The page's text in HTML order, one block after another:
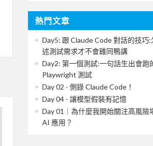
熱門文章
Day5: 跟 Claude Code 對話的技巧
述測試需求才不會雞同鴨講
Day2: 第一個測試:一句話生出會跑
Playwright 測試
Day 02 - 側錄 Claude Code！
Day 04 - 讓模型假裝有記憶
Day 01｜為什麼我開始關注高風險
AI 應用？